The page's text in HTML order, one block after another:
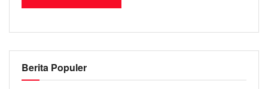
Berita Populer